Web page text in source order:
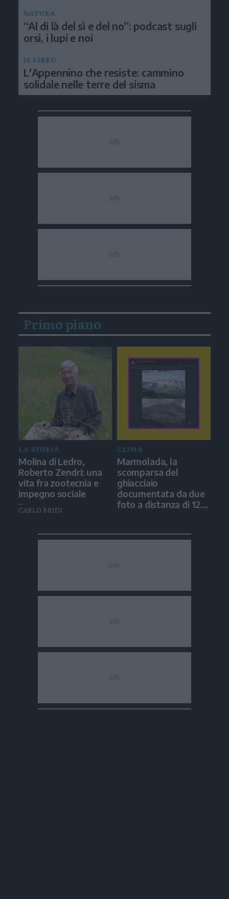
NATURA
“Al di là del sì e del no”: podcast sugli
orsi, i lupi e noi
IL LIBRO
L'Appennino che resiste: cammino
solidale nelle terre del sisma
Primo piano
LA STORIA
Molina di Ledro,
Roberto Zendri: una
vita fra zootecnia e
impegno sociale
CARLO BRIDI
CLIMA
Marmolada, la
scomparsa del
ghiacciaio
documentata da due
foto a distanza di 12